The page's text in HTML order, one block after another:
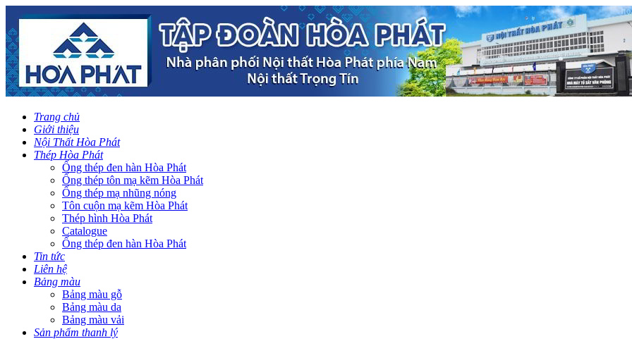
Trang chủ
Giới thiệu
Nội Thất Hòa Phát
Thép Hòa Phát
Ống thép đen hàn Hòa Phát
Ống thép tôn mạ kẽm Hòa Phát
Ống thép mạ nhũng nóng
Tôn cuộn mạ kẽm Hòa Phát
Thép hình Hòa Phát
Catalogue
Ống thép đen hàn Hòa Phát
Tin tức
Liên hệ
Bảng màu
Bảng màu gỗ
Bảng màu da
Bảng màu vải
Sản phẩm thanh lý